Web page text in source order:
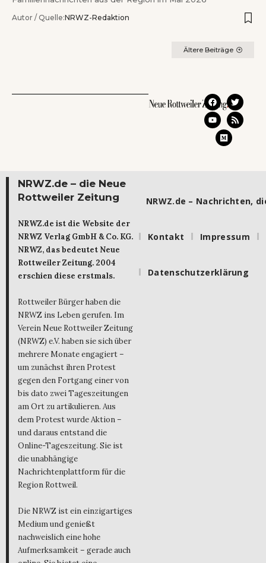
Autor / Quelle:NRWZ-Redaktion
Ältere Beiträge
NRWZ.de – die Neue
Rottweiler Zeitung
NRWZ.de ist die Website der
NRWZ Verlag GmbH & Co. KG.
NRWZ, das bedeutet Neue
Rottweiler Zeitung. 2004
erschien diese erstmals.
Rottweiler Bürger haben die
NRWZ ins Leben gerufen. Im
Verein Neue Rottweiler Zeitung
(NRWZ) e.V. haben sie sich über
mehrere Monate engagiert –
um zunächst ihren Protest
gegen den Fortgang einer von
bis dato zwei Tageszeitungen
am Ort zu artikulieren. Aus
dem Protest wurde Aktion –
und daraus entstand die
Online-Tageszeitung. Sie ist
die unabhängige
Nachrichtenplattform für die
Region Rottweil.
Die NRWZ ist ein einzigartiges
Medium und genießt
nachweislich eine hohe
Aufmerksamkeit – gerade auch
NRWZ.de – Nachrichten,
Kontakt Impressum
Datenschutzerklärung